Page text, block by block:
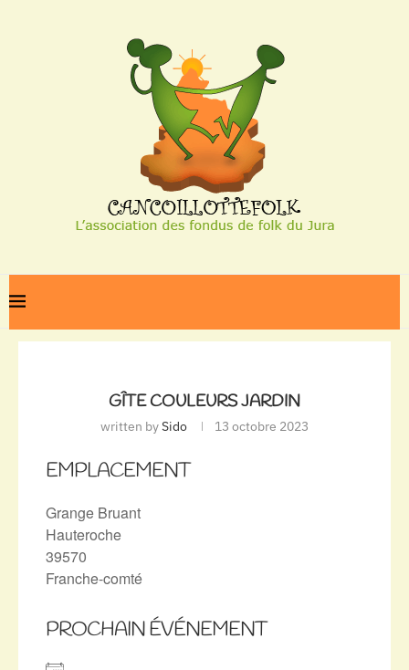
GÎTE COULEURS JARDIN
written bySido 13 octobre 2023
EMPLACEMENT
Grange Bruant
Hauteroche
39570
Franche-comté
PROCHAIN ÉVÉNEMENT